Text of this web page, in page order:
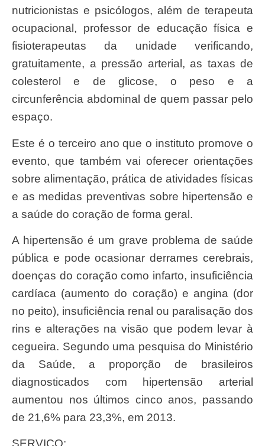
nutricionistas e psicólogos, além de terapeuta
ocupacional, professor de educação física e
fisioterapeutas da unidade verificando,
gratuitamente, a pressão arterial, as taxas de
colesterol e de glicose, o peso e a
circunferência abdominal de quem passar pelo
espaço.
Este é o terceiro ano que o instituto promove o
evento, que também vai oferecer orientações
sobre alimentação, prática de atividades físicas
e as medidas preventivas sobre hipertensão e
a saúde do coração de forma geral.
A hipertensão é um grave problema de saúde
pública e pode ocasionar derrames cerebrais,
doenças do coração como infarto, insuficiência
cardíaca (aumento do coração) e angina (dor
no peito), insuficiência renal ou paralisação dos
rins e alterações na visão que podem levar à
cegueira. Segundo uma pesquisa do Ministério
da Saúde, a proporção de brasileiros
diagnosticados com hipertensão arterial
aumentou nos últimos cinco anos, passando
de 21,6% para 23,3%, em 2013.